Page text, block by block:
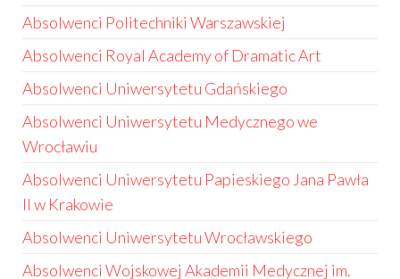
Absolwenci Politechniki Warszawskiej
Absolwenci Royal Academy of Dramatic Art
Absolwenci Uniwersytetu Gdańskiego
Absolwenci Uniwersytetu Medycznego we
Wrocławiu
Absolwenci Uniwersytetu Papieskiego Jana Pawła
II w Krakowie
Absolwenci Uniwersytetu Wrocławskiego
Absolwenci Wojskowej Akademii Medycznej im.